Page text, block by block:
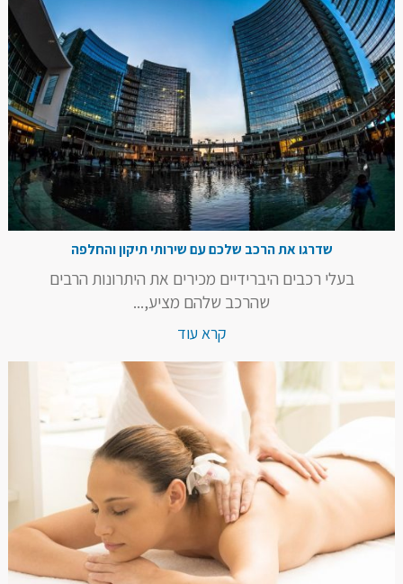
שדרגו את הרכב שלכם עם שירותי תיקון והחלפה
בעלי רכבים היברידיים מכירים את היתרונות הרבים
שהרכב שלהם מציע,...
קרא עוד